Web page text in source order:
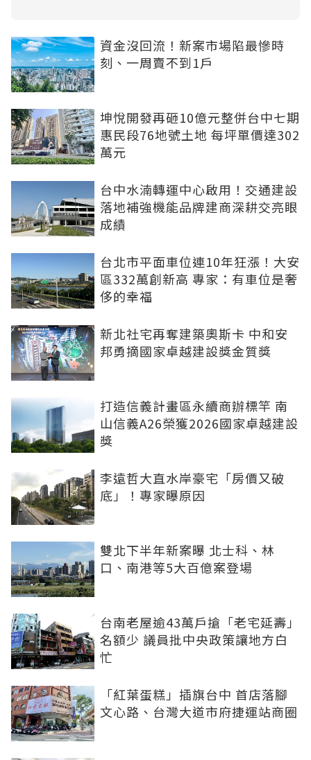
資金沒回流！新案市場陷最慘時
刻、一周賣不到1戶
坤悅開發再砸10億元整併台中七期
惠民段76地號土地 每坪單價達302
萬元
台中水湳轉運中心啟用！交通建設
落地補強機能品牌建商深耕交亮眼
成績
台北市平面車位連10年狂漲！大安
區332萬創新高 專家：有車位是奢
侈的幸福
新北社宅再奪建築奧斯卡 中和安
邦勇摘國家卓越建設獎金質獎
打造信義計畫區永續商辦標竿 南
山信義A26榮獲2026國家卓越建設
獎
李遠哲大直水岸豪宅「房價又破
底」！專家曝原因
雙北下半年新案曝 北士科、林
口、南港等5大百億案登場
台南老屋逾43萬戶搶「老宅延壽」
名額少 議員批中央政策讓地方白
忙
「紅葉蛋糕」插旗台中 首店落腳
文心路、台灣大道市府捷運站商圈